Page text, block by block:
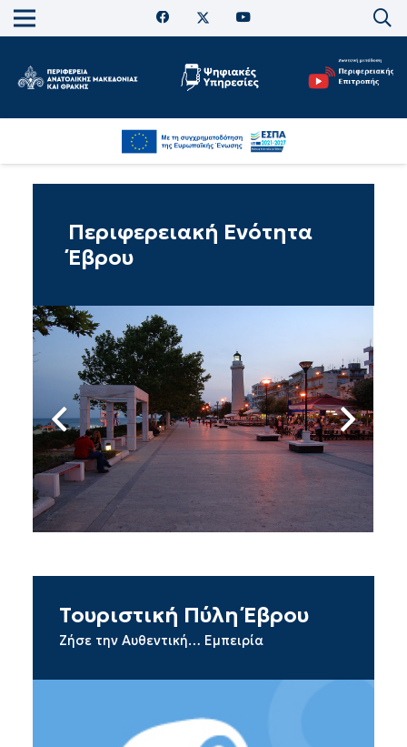
Περιφερειακή Ενότητα
Έβρου
Τουριστική Πύλη Έβρου
Ζήσε την Αυθεντική… Εμπειρία